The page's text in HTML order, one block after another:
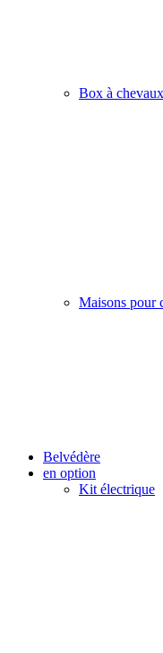
Box à chevaux
Maisons pour
Belvédère
en option
Kit électrique